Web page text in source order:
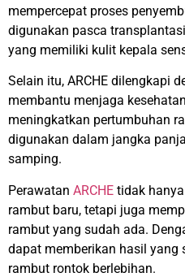
mempercepat proses
digunakan pasca
yang memiliki kulit kepala
Selain itu, ARCHE dilengkapi
membantu menjaga
meningkatkan pertumbuhan
digunakan dalam jangka
samping.
Perawatan ARCHE tidak
rambut baru, tetapi juga
rambut yang sudah ada.
dapat memberikan hasil
rambut rontok berlebihan.